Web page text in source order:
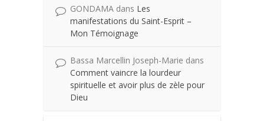
GONDAMA dans Les
manifestations du Saint-Esprit –
Mon Témoignage
Bassa Marcellin Joseph-Marie dans
Comment vaincre la lourdeur
spirituelle et avoir plus de zèle pour
Dieu